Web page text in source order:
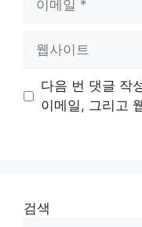
트
다음 번 댓글 작
이메일, 그리고
검색